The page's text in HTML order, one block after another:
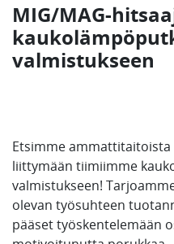
MIG/MAG-
valmistukseen
Etsimme ammattitaitoista
liittymään tiimiimme
valmistukseen!
olevan työsuhteen
pääset työskentelemään